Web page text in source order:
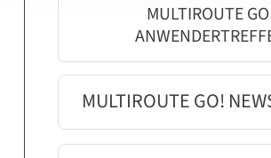
MULTIROUTE
MULTIROUTE GO!